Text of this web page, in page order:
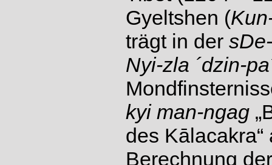
Gyeltshen (
trägt in der
Nyi-zla ´dzin-
kyi man-ngag
des
Berechnung